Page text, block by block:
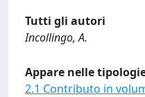
Tutti gli autori
Incollingo, A.
Appare nelle
2.1 Contributo in